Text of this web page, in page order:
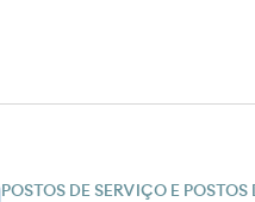
POSTOS DE SERVIÇO E